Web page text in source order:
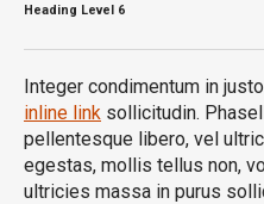
Heading Level 6
Integer condimentum in
inline link sollicitudin.
pellentesque libero, vel
egestas, mollis tellus non,
ultricies massa in purus